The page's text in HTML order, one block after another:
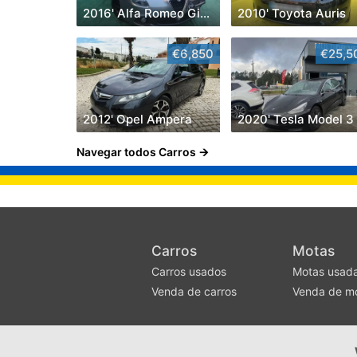
2016' Alfa Romeo Giulietta 2010' Toyota Auris
€6,850
2012' Opel Ampera 2020' Tesla Model 3
Navegar todos Carros
Carros
Carros usados
Venda de carros
Motas
Motas
Venda de